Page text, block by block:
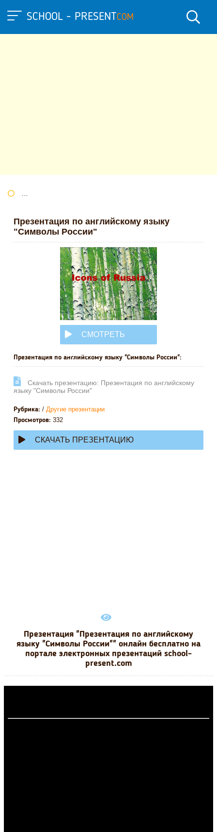
SCHOOL - PRESENTCOM
Презентация по английскому языку
"Символы России"
СМОТРЕТЬ
ОНЛАЙН
Презентация по английскому языку "Символы России":
Cкачать презентацию: Презентация по английскому
языку "Символы России"
Рубрика: / Другие презентации
Просмотров: 332
СКАЧАТЬ ПРЕЗЕНТАЦИЮ
Презентация "Презентация по английскому
языку "Символы России"" онлайн бесплатно на
портале электронных презентаций school-
present.com